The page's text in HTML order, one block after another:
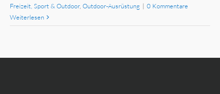
Freizeit, Sport & Outdoor, Outdoor-Ausrüstung | 0 Kommentare
Weiterlesen